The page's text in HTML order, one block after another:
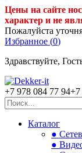
Цены на сайте
характер и не
Пожалуйста
Избранное (0)
Здравствуйте,
+7 978 084 77 94+7
Каталог
●
●